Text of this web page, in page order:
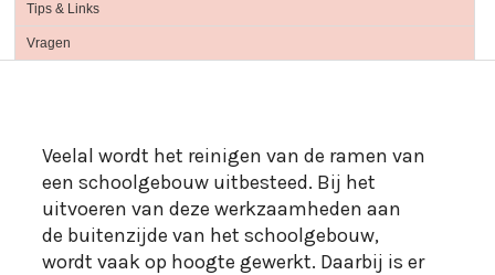
Tips & Links
Vragen
Veelal wordt het reinigen van de ramen van
een schoolgebouw uitbesteed. Bij het
uitvoeren van deze werkzaamheden aan
de buitenzijde van het schoolgebouw,
wordt vaak op hoogte gewerkt. Daarbij is er